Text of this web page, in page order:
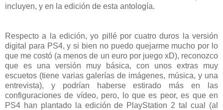
incluyen, y en la edición de esta antología.
Respecto a la edición, yo pillé por cuatro duros la versión
digital para PS4, y si bien no puedo quejarme mucho por lo
que me costó (a menos de un euro por juego xD), reconozco
que es una versión muy básica, con unos extras muy
escuetos (tiene varias galerías de imágenes, música, y una
entrevista), y podrían haberse estirado más en las
configuraciones de vídeo, pero, lo que es peor, es que en
PS4 han plantado la edición de PlayStation 2 tal cual (al